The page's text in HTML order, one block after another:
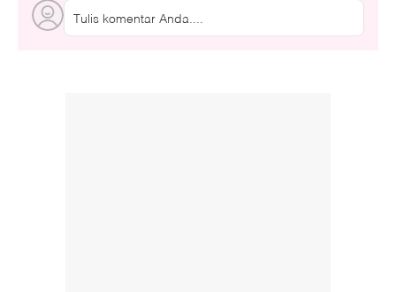
Tulis komentar Anda....